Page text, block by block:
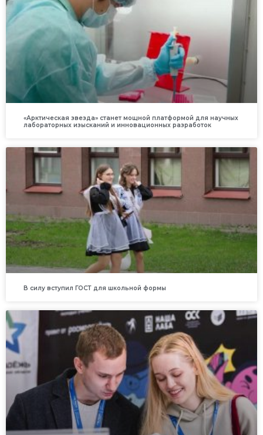
«Арктическая звезда» станет мощной платформой для научных
лабораторных изысканий и инновационных разработок
В силу вступил ГОСТ для школьной формы